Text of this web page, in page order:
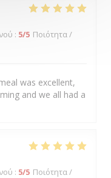
: 5/5 Ποιότητα /
was excellent,
and we all had a
: 5/5 Ποιότητα /